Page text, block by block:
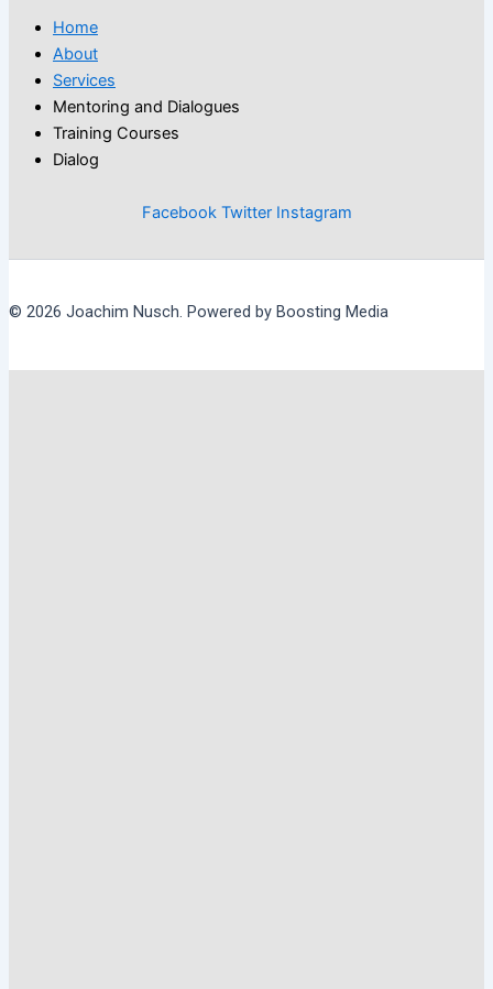
Home
About
Services
Mentoring and Dialogues
Training Courses
Dialog
Facebook Twitter Instagram
© 2026 Joachim Nusch. Powered by Boosting Media